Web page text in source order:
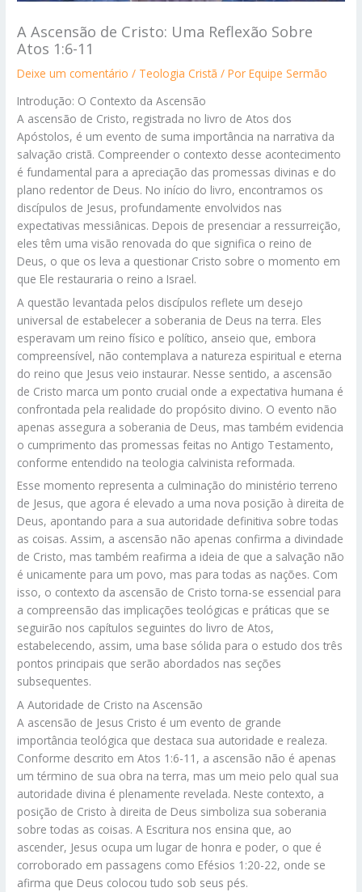
A Ascensão de Cristo: Uma Reflexão Sobre
Atos 1:6-11
Deixe um comentário / Teologia Cristã / PorEquipe Sermão
Introdução: O Contexto da Ascensão
A ascensão de Cristo, registrada no livro de Atos dos
Apóstolos, é um evento de suma importância na narrativa da
salvação cristã. Compreender o contexto desse acontecimento
é fundamental para a apreciação das promessas divinas e do
plano redentor de Deus. No início do livro, encontramos os
discípulos de Jesus, profundamente envolvidos nas
expectativas messiânicas. Depois de presenciar a ressurreição,
eles têm uma visão renovada do que significa o reino de
Deus, o que os leva a questionar Cristo sobre o momento em
que Ele restauraria o reino a Israel.
A questão levantada pelos discípulos reflete um desejo
universal de estabelecer a soberania de Deus na terra. Eles
esperavam um reino físico e político, anseio que, embora
compreensível, não contemplava a natureza espiritual e eterna
do reino que Jesus veio instaurar. Nesse sentido, a ascensão
de Cristo marca um ponto crucial onde a expectativa humana é
confrontada pela realidade do propósito divino. O evento não
apenas assegura a soberania de Deus, mas também evidencia
o cumprimento das promessas feitas no Antigo Testamento,
conforme entendido na teologia calvinista reformada.
Esse momento representa a culminação do ministério terreno
de Jesus, que agora é elevado a uma nova posição à direita de
Deus, apontando para a sua autoridade definitiva sobre todas
as coisas. Assim, a ascensão não apenas confirma a divindade
de Cristo, mas também reafirma a ideia de que a salvação não
é unicamente para um povo, mas para todas as nações. Com
isso, o contexto da ascensão de Cristo torna-se essencial para
a compreensão das implicações teológicas e práticas que se
seguirão nos capítulos seguintes do livro de Atos,
estabelecendo, assim, uma base sólida para o estudo dos três
pontos principais que serão abordados nas seções
subsequentes.
A Autoridade de Cristo na Ascensão
A ascensão de Jesus Cristo é um evento de grande
importância teológica que destaca sua autoridade e realeza.
Conforme descrito em Atos 1:6-11, a ascensão não é apenas
um término de sua obra na terra, mas um meio pelo qual sua
autoridade divina é plenamente revelada. Neste contexto, a
posição de Cristo à direita de Deus simboliza sua soberania
sobre todas as coisas. A Escritura nos ensina que, ao
ascender, Jesus ocupa um lugar de honra e poder, o que é
corroborado em passagens como Efésios 1:20-22, onde se
afirma que Deus colocou tudo sob seus pés.